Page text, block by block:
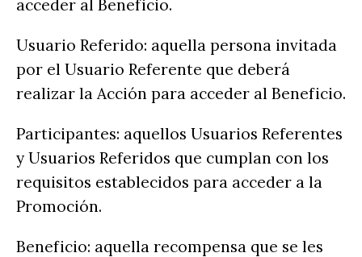
acceder al Beneficio.
Usuario Referido: aquella persona invitada
por el Usuario Referente que deberá
realizar la Acción para acceder al Beneficio.
Participantes: aquellos Usuarios Referentes
y Usuarios Referidos que cumplan con los
requisitos establecidos para acceder a la
Promoción.
Beneficio: aquella recompensa que se les